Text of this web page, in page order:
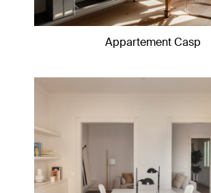
Appartement Casp